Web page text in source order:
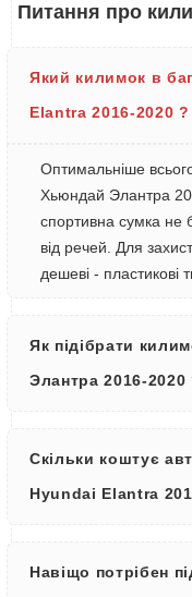
Питання про
Який килимок в
Elantra 2016-2020 ?
Оптимальніше
Хьюндай Элантра
спортивна сумка не
від речей. Для
дешеві - пластикові
Як підібрати
Элантра 2016-2020
Скільки коштує
Hyundai Elantra
Навіщо потрібен